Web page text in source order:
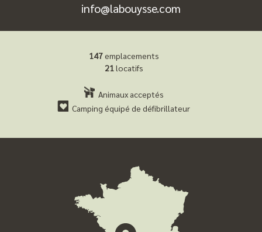
147emplacements
21locatifs
Animaux acceptés
Camping équipé de défibrillateur
info@labouysse.com